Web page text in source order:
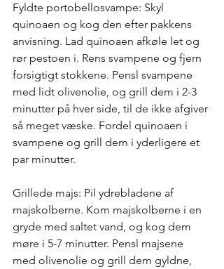
Fyldte portobellosvampe: Skyl
quinoaen og kog den efter pakkens
anvisning. Lad quinoaen afkøle let og
rør pestoen i. Rens svampene og fjern
forsigtigt stokkene. Pensl svampene
med lidt olivenolie, og grill dem i 2-3
minutter på hver side, til de ikke afgiver
så meget væske. Fordel quinoaen i
svampene og grill dem i yderligere et
par minutter.
Grillede majs: Pil ydrebladene af
majskolberne. Kom majskolberne i en
gryde med saltet vand, og kog dem
møre i 5-7 minutter. Pensl majsene
med olivenolie og grill dem gyldne,